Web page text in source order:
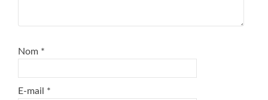
Nom *
E-mail *